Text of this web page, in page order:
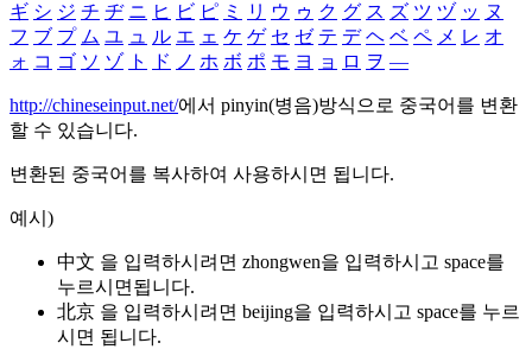
ギ シ ジ チ ヂ ニ ヒ ビ ピ ミ リ ウ ゥ ク グ ス ズ ツ ヅ ッ ヌ
フ ブ プ ム ユ ュ ル エ ェ ケ ゲ セ ゼ テ デ ヘ ベ ペ メ レ オ
ォ コ ゴ ソ ゾ ト ド ノ ホ ボ ポ モ ヨ ョ ロ ヲ ―
http://chineseinput.net/에서 pinyin(병음)방식으로 중국어를 변환
할 수 있습니다.
변환된 중국어를 복사하여 사용하시면 됩니다.
예시)
中文 을 입력하시려면 zhongwen을 입력하시고 space를
누르시면됩니다.
北京 을 입력하시려면 beijing을 입력하시고 space를 누르
시면 됩니다.